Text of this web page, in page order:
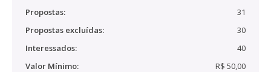
Propostas:
31
Propostas excluídas:
30
Interessados:
40
Valor Mínimo:
R$ 50,00